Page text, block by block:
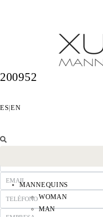
ES |EN
MANNEQUINS
WOMAN
MAN
200952